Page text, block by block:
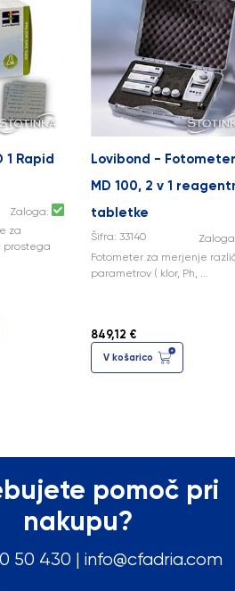
1 Rapid
Zaloga:
za
prostega
Lovibond - Fotometer
MD 100, 2 v 1
tabletke
Šifra: 33140
Fotometer za merjenje
parametrov ( klor, Ph, ...
849,12 €
V košarico
pomoč pri
nakupu?
50 430 |info@cfadria.com